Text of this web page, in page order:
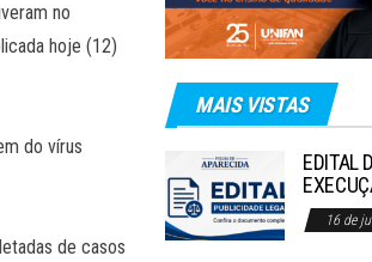
no
hoje (12)
do vírus
de casos
MAIS VISTAS
EDITAL
16 de